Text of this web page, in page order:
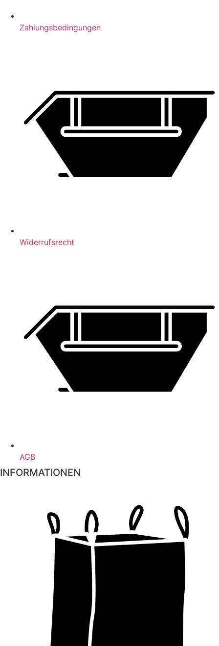
Zahlungsbedingungen
Widerrufsrecht
AGB
INFORMATIONEN